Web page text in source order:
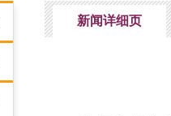
新闻详细页